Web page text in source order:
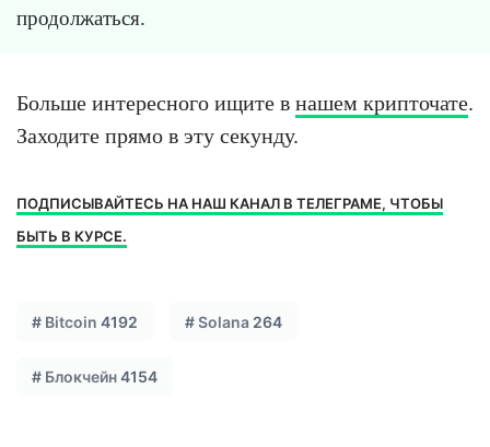
продолжаться.
Больше интересного ищите в нашем крипточате.
Заходите прямо в эту секунду.
ПОДПИСЫВАЙТЕСЬ НА НАШ КАНАЛ В ТЕЛЕГРАМЕ, ЧТОБЫ
БЫТЬ В КУРСЕ.
# Bitcoin 4192 #Solana 264
# Блокчейн4154